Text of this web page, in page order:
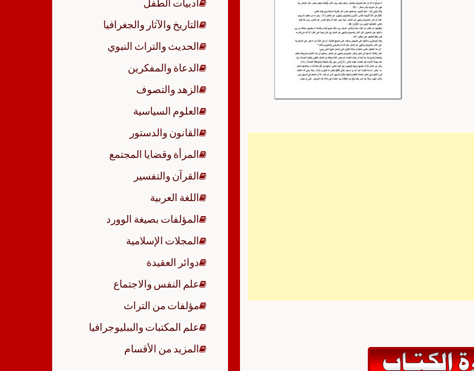
أدبيات الطفل
التاريخ والآثار والجغرافيا
الحديث والتراث النبوي
الدعاة والمفكرين
الزهد والتصوف
العلوم السياسية
القانون والدستور
المرأة وقضايا المجتمع
القرآن والتفسير
اللغة العربية
المؤلفات بصيغة الوورد
المجلات الإسلامية
دوائر العقيدة
علم النفس والاجتماع
مؤلفات من التراث
علم المكتبات والببليوجرافيا
المزيد من الأقسام